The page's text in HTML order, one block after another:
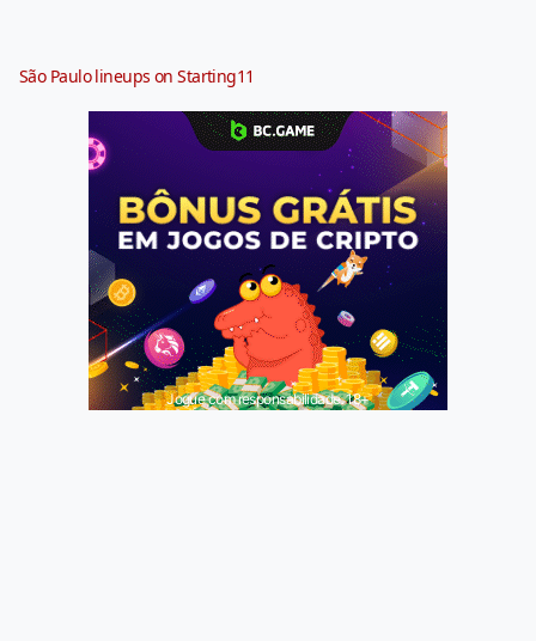
São Paulo lineups on Starting11
Jogue com responsabilidade. 18+